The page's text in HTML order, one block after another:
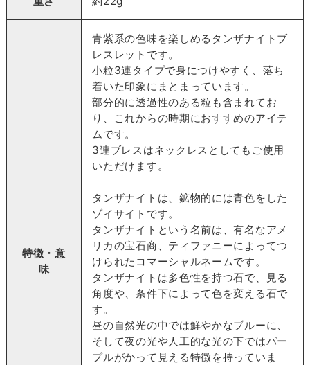
特徴・意
味
青紫系の色味を楽しめるタンザナイトブ
レスレットです。
小粒3連タイプで身につけやすく、落ち
着いた印象にまとまっています。
部分的に透過性のある粒も含まれてお
り、これからの時期におすすめのアイテ
ムです。
3連ブレスはネックレスとしてもご使用
いただけます。
タンザナイトは、鉱物的には青色をした
ゾイサイトです。
タンザナイトという名前は、有名なアメ
リカの宝石商、ティファニーによってつ
けられたコマーシャルネームです。
タンザナイトは多色性を持つ石で、見る
角度や、条件下によって色を変える石で
す。
昼の自然光の中では鮮やかなブルーに、
そして夜の光や人工的な光の下ではパー
プルがかって見える特徴を持っていま